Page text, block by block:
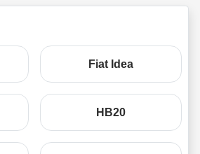
Fiat Idea
HB20